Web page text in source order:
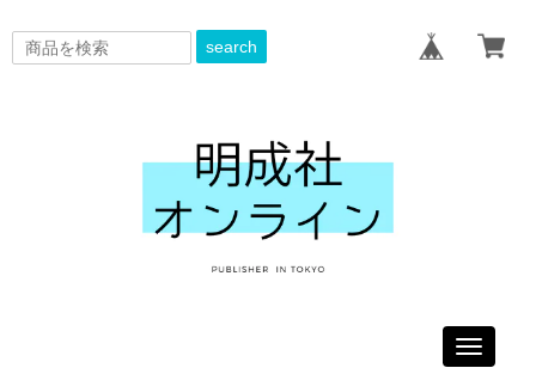
search
Toggle